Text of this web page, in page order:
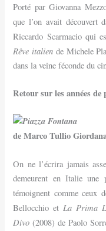
Porté par Giovanna
que l’on avait découvert
Riccardo Scarmacio qui
Rêve italien de Michele
dans la veine féconde du
Retour sur les années de
de Marco Tullio
On ne l’écrira jamais
demeurent en Italie une
témoignent comme ceux
Bellocchio et La Prima
Divo (2008) de Paolo